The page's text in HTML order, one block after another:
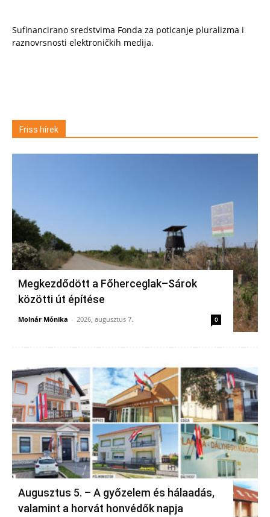
Sufinancirano sredstvima Fonda za poticanje pluralizma i
raznovrsnosti elektroničkih medija.
Friss hírek
Megkezdődött a Főherceglak–Sárok
közötti út építése
Molnár Mónika - 2026, augusztus 7. 0
Augusztus 5. – A győzelem és hálaadás,
valamint a horvát honvédők napja